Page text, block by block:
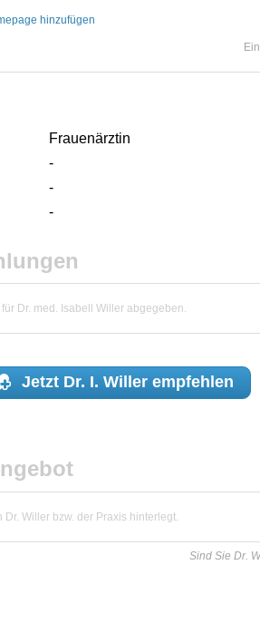
hinzufügen
Frauenärztin
-
-
-
Dr. med. Isabell Willer abgegeben.
Jetzt Dr. I. Willerempfehlen
Willer bzw. der Praxis hinterlegt.
Sind Sie Dr.